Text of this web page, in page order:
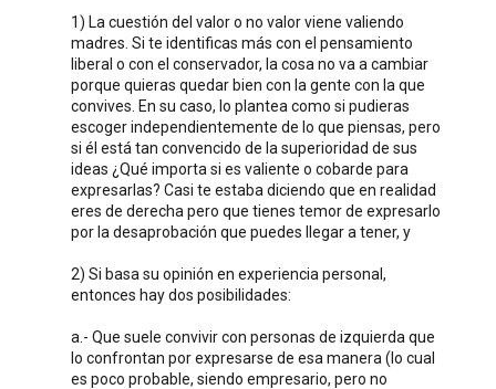
1) La cuestión del valor o no valor viene valiendo
madres. Si te identificas más con el pensamiento
liberal o con el conservador, la cosa no va a cambiar
porque quieras quedar bien con la gente con la que
convives. En su caso, lo plantea como si pudieras
escoger independientemente de lo que piensas, pero
si él está tan convencido de la superioridad de sus
ideas ¿Qué importa si es valiente o cobarde para
expresarlas? Casi te estaba diciendo que en realidad
eres de derecha pero que tienes temor de expresarlo
por la desaprobación que puedes llegar a tener, y
2) Si basa su opinión en experiencia personal,
entonces hay dos posibilidades:
a.- Que suele convivir con personas de izquierda que
lo confrontan por expresarse de esa manera (lo cual
es poco probable, siendo empresario, pero no